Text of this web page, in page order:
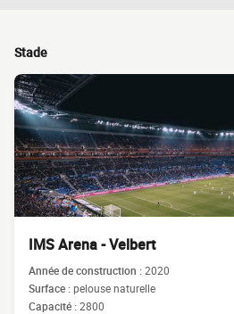
Stade
IMS Arena - Velbert
Année de construction :2020
Surface :pelouse naturelle
Capacité :2800